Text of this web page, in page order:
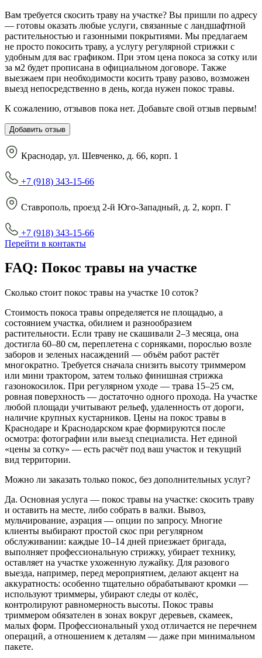
Вам требуется скосить траву на участке? Вы пришли по адресу
— готовы оказать любые услуги, связанные с ландшафтной
растительностью и газонными покрытиями. Мы предлагаем
не просто покосить траву, а услугу регулярной стрижки с
удобным для вас графиком. При этом цена покоса за сотку или
за м2 будет прописана в официальном договоре. Также
выезжаем при необходимости косить траву разово, возможен
выезд непосредственно в день, когда нужен покос травы.
К сожалению, отзывов пока нет. Добавьте свой отзыв первым!
Добавить отзыв
Краснодар, ул. Шевченко, д. 66, корп. 1
+7 (918) 343-15-66
Ставрополь, проезд 2-й Юго-Западный, д. 2, корп. Г
+7 (918) 343-15-66
Перейти в контакты
FAQ: Покос травы на участке
Сколько стоит покос травы на участке 10 соток?
Стоимость покоса травы определяется не площадью, а
состоянием участка, обилием и разнообразием
растительности. Если траву не скашивали 2–3 месяца, она
достигла 60–80 см, переплетена с сорняками, порослью возле
заборов и зеленых насаждений — объём работ растёт
многократно. Требуется сначала снизить высоту триммером
или мини трактором, затем только финишная стрижка
газонокосилок. При регулярном уходе — трава 15–25 см,
ровная поверхность — достаточно одного прохода. На участке
любой площади учитывают рельеф, удаленность от дороги,
наличие крупных кустарников. Цены на покос травы в
Краснодаре и Краснодарском крае формируются после
осмотра: фотографии или выезд специалиста. Нет единой
«цены за сотку» — есть расчёт под ваш участок и текущий
вид территории.
Можно ли заказать только покос, без дополнительных услуг?
Да. Основная услуга — покос травы на участке: скосить траву
и оставить на месте, либо собрать в валки. Вывоз,
мульчирование, аэрация — опции по запросу. Многие
клиенты выбирают простой скос при регулярном
обслуживании: каждые 10–14 дней приезжает бригада,
выполняет профессиональную стрижку, убирает технику,
оставляет на участке ухоженную лужайку. Для разового
выезда, например, перед мероприятием, делают акцент на
аккуратность: особенно тщательно обрабатывают кромки —
используют триммеры, убирают следы от колёс,
контролируют равномерность высоты. Покос травы
триммером обязателен в зонах вокруг деревьев, скамеек,
малых форм. Профессиональный уход отличается не перечнем
операций, а отношением к деталям — даже при минимальном
пакете.